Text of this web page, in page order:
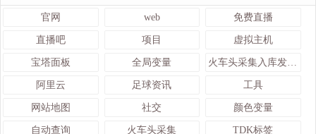
官网 web 免费直播
直播吧 项目 虚拟主机
宝塔面板 全局变量
阿里云 足球资讯 工具
网站地图 社交 颜色变量
自动查询 火车头采集 TDK标签